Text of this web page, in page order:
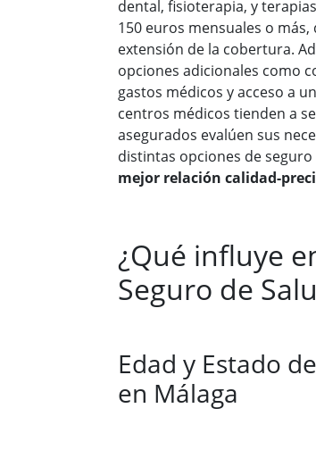
dental, fisioterapia, y
150 euros mensuales o
extensión de la cobertura.
opciones adicionales como
gastos médicos y acceso a
centros médicos tienden a
asegurados evalúen sus
distintas opciones de
mejor relación calidad-
¿Qué influye
Seguro de
Edad y Estado
en Málaga